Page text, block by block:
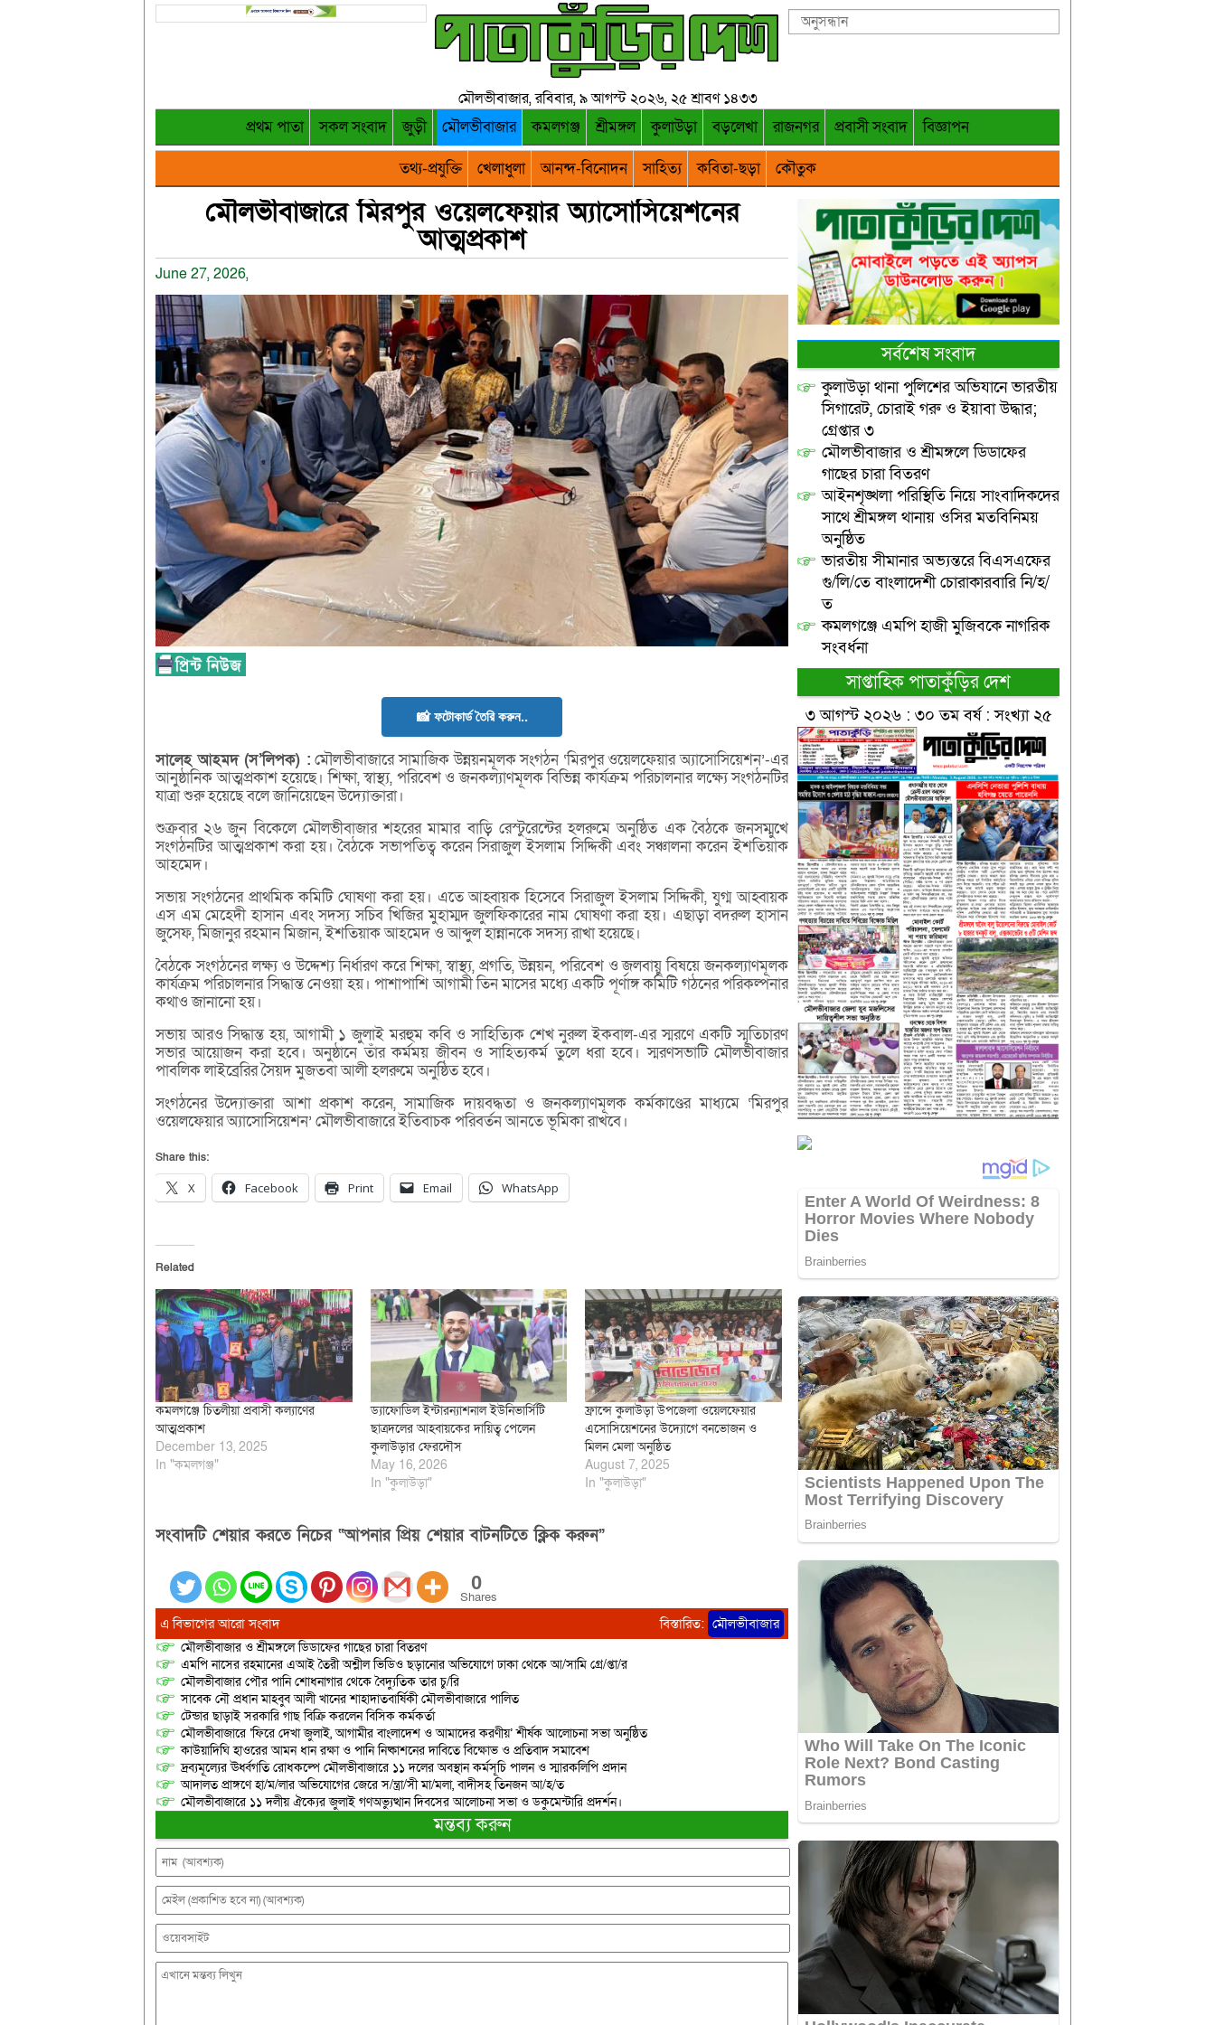
মৌলভীবাজার, রবিবার, ৯ আগস্ট ২০২৬, ২৫ শ্রাবণ ১৪৩৩
প্রথম পাতা সকল সংবাদ জুড়ী মৌলভীবাজার কমলগঞ্জ শ্রীমঙ্গল কুলাউড়া বড়লেখা রাজনগর প্রবাসী সংবাদ
বিজ্ঞাপন
তথ্য-প্রযুক্তি
খেলাধুলা আনন্দ-বিনোদন সাহিত্য কবিতা-ছড়া কৌতুক
মৌলভীবাজারে মিরপুর ওয়েলফেয়ার অ্যাসোসিয়েশনের
আত্মপ্রকাশ
June 27, 2026,
📸 ফটোকার্ড তৈরি করুন..
সালেহআহমদ (স’লিপক) : মৌলভীবাজারে সামাজিক উন্নয়নমূলক সংগঠন ‘মিরপুর ওয়েলফেয়ার অ্যাসোসিয়েশন’-এর
আনুষ্ঠানিক আত্মপ্রকাশ হয়েছে। শিক্ষা, স্বাস্থ্য, পরিবেশ ও জনকল্যাণমূলক বিভিন্ন কার্যক্রম পরিচালনার লক্ষ্যে সংগঠনটির
যাত্রা শুরু হয়েছে বলে জানিয়েছেন উদ্যোক্তারা।
শুক্রবার ২৬ জুন বিকেলে মৌলভীবাজার শহরের মামার বাড়ি রেস্টুরেন্টের হলরুমে অনুষ্ঠিত এক বৈঠকে জনসম্মুখে
সংগঠনটির আত্মপ্রকাশ করা হয়। বৈঠকে সভাপতিত্ব করেন সিরাজুল ইসলাম সিদ্দিকী এবং সঞ্চালনা করেন ইশতিয়াক
আহমেদ।
সভায় সংগঠনের প্রাথমিক কমিটি ঘোষণা করা হয়। এতে আহ্বায়ক হিসেবে সিরাজুল ইসলাম সিদ্দিকী, যুগ্ম আহ্বায়ক
এস এম মেহেদী হাসান এবং সদস্য সচিব খিজির মুহাম্মদ জুলফিকারের নাম ঘোষণা করা হয়। এছাড়া বদরুল হাসান
জুসেফ, মিজানুর রহমান মিজান, ইশতিয়াক আহমেদ ও আব্দুল হান্নানকে সদস্য রাখা হয়েছে।
বৈঠকে সংগঠনের লক্ষ্য ও উদ্দেশ্য নির্ধারণ করে শিক্ষা, স্বাস্থ্য, প্রগতি, উন্নয়ন, পরিবেশ ও জলবায়ু বিষয়ে জনকল্যাণমূলক
কার্যক্রম পরিচালনার সিদ্ধান্ত নেওয়া হয়। পাশাপাশি আগামী তিন মাসের মধ্যে একটি পূর্ণাঙ্গ কমিটি গঠনের পরিকল্পনার
কথাও জানানো হয়।
সভায় আরও সিদ্ধান্ত হয়, আগামী ১ জুলাই মরহুম কবি ও সাহিত্যিক শেখ নুরুল ইকবাল-এর স্মরণে একটি স্মৃতিচারণ
সভার আয়োজন করা হবে। অনুষ্ঠানে তাঁর কর্মময় জীবন ও সাহিত্যকর্ম তুলে ধরা হবে। স্মরণসভাটি মৌলভীবাজার
পাবলিক লাইব্রেরির সৈয়দ মুজতবা আলী হলরুমে অনুষ্ঠিত হবে।
সংগঠনের উদ্যোক্তারা আশা প্রকাশ করেন, সামাজিক দায়বদ্ধতা ও জনকল্যাণমূলক কর্মকাণ্ডের মাধ্যমে ‘মিরপুর
ওয়েলফেয়ার অ্যাসোসিয়েশন’ মৌলভীবাজারে ইতিবাচক পরিবর্তন আনতে ভূমিকা রাখবে।
Share this:
X Facebook Print Email WhatsApp
Related
কমলগঞ্জে চিতলীয়া প্রবাসী কল্যাণের
আত্মপ্রকাশ
December 13, 2025
In "কমলগঞ্জ"
ড্যাফোডিল ইন্টারন্যাশনাল ইউনিভার্সিটি
ছাত্রদলের আহবায়কের দায়িত্ব পেলেন
কুলাউড়ার ফেরদৌস
May 16, 2026
In "কুলাউড়া"
ফ্রান্সে কুলাউড়া উপজেলা ওয়েলফেয়ার
এসোসিয়েশনের উদ্যোগে বনভোজন ও
মিলন মেলা অনুষ্ঠিত
August 7, 2025
In "কুলাউড়া"
সংবাদটি শেয়ার করতে নিচের “আপনার প্রিয় শেয়ার বাটনটিতে ক্লিক করুন”
0
Shares
এ বিভাগের আরো সংবাদ বিস্তারিত: মৌলভীবাজার
মৌলভীবাজার ও শ্রীমঙ্গলে ডিডাফের গাছের চারা বিতরণ
এমপি নাসের রহমানের এআই তৈরী অশ্লীল ভিডিও ছড়ানোর অভিযোগে ঢাকা থেকে আ/সামি গ্রে/প্তা/র
মৌলভীবাজার পৌর পানি শোধনাগার থেকে বৈদ্যুতিক তার চু/রি
সাবেক নৌ প্রধান মাহবুব আলী খানের শাহাদাতবার্ষিকী মৌলভীবাজারে পালিত
টেন্ডার ছাড়াই সরকারি গাছ বিক্রি করলেন বিসিক কর্মকর্তা
মৌলভীবাজারে ‘ফিরে দেখা জুলাই, আগামীর বাংলাদেশ ও আমাদের করণীয়’ শীর্ষক আলোচনা সভা অনুষ্ঠিত
কাউয়াদিঘি হাওরের আমন ধান রক্ষা ও পানি নিষ্কাশনের দাবিতে বিক্ষোভ ও প্রতিবাদ সমাবেশ
দ্রব্যমূল্যের ঊর্ধ্বগতি রোধকল্পে মৌলভীবাজারে ১১ দলের অবস্থান কর্মসূচি পালন ও স্মারকলিপি প্রদান
আদালত প্রাঙ্গণে হা/ম/লার অভিযোগের জেরে স/ন্ত্রা/সী মা/মলা, বাদীসহ তিনজন আ/হ/ত
মৌলভীবাজারে ১১ দলীয় ঐক্যের জুলাই গণঅভ্যুত্থান দিবসের আলোচনা সভা ও ডকুমেন্টারি প্রদর্শন।
মন্তব্য করুন
সর্বশেষ সংবাদ
কুলাউড়া থানা পুলিশের অভিযানে ভারতীয়
সিগারেট, চোরাই গরু ও ইয়াবা উদ্ধার;
গ্রেপ্তার ৩
মৌলভীবাজার ও শ্রীমঙ্গলে ডিডাফের
গাছের চারা বিতরণ
আইনশৃঙ্খলা পরিস্থিতি নিয়ে সাংবাদিকদের
সাথে শ্রীমঙ্গল থানায় ওসির মতবিনিময়
অনুষ্ঠিত
ভারতীয় সীমানার অভ্যন্তরে বিএসএফের
গু/লি/তে বাংলাদেশী চোরাকারবারি নি/হ/
ত
কমলগঞ্জে এমপি হাজী মুজিবকে নাগরিক
সংবর্ধনা
সাপ্তাহিক পাতাকুঁড়ির দেশ
৩ আগস্ট ২০২৬ : ৩০ তম বর্ষ : সংখ্যা ২৫